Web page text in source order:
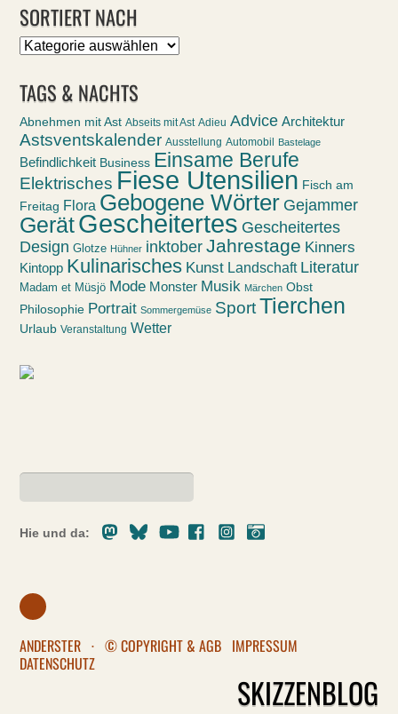
SORTIERT NACH
Sortiert
TAGS & NACHTS
Abnehmen mit Ast Abseits mit Ast Adieu Advice Architektur
Astsventskalender Ausstellung Automobil Bastelage
Befindlichkeit Business Einsame Berufe
Elektrisches Fiese Utensilien Fisch am
Freitag Flora Gebogene Wörter Gejammer
GerätGescheitertes Gescheitertes
Design Glotze Hühner inktober Jahrestage Kinners
Kintopp Kulinarisches Kunst Landschaft Literatur
Madam et Müsjö Mode Monster Musik Märchen Obst
Philosophie Portrait Sommergemüse Sport Tierchen
Urlaub Veranstaltung Wetter
Hie und da:
MastodonBlueskyYoutubeFacebookInstagram
ANDERSTER · © COPYRIGHT & AGB IMPRESSUM
DATENSCHUTZ
SKIZZENBLOG